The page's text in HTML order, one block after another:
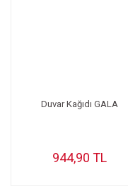
Duvar Kağıdı GALA
944,90 TL